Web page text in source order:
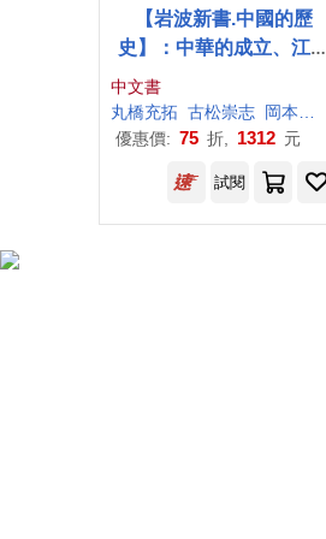
【岩波新書.中國的歷
史】：中華的成立、江南
的發展、草原的稱霸、陸
海的交會、中國的形成(套
書附典藏書盒)
中文書
丸橋充拓 古松崇志 岡本
優惠價: 75 折, 1312 元
試閱